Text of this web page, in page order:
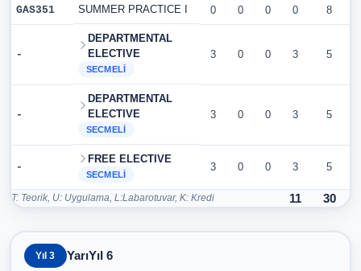
GAS351 SUMMER PRACTICE I 0 0 0 0 8
-
DEPARTMENTAL
ELECTIVE
SECMELI
3 0 0 3 5
-
DEPARTMENTAL
ELECTIVE
SECMELI
3 0 0 3 5
-
FREE ELECTIVE
SECMELI
3 0 0 3 5
T: Teorik, U: Uygulama, L:Labarotuvar, K: Kredi 11 30
Yıl 3 YarıYıl 6